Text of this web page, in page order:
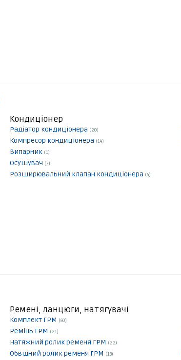
Кондиціонер
Радіатор кондиціонера (20)
Компресор кондиціонера (14)
Випарник (1)
Осушувач (7)
Розширювальний клапан кондиціонера (4)
Ремені, ланцюги, натягувачі
Комплект ГРМ (50)
Ремінь ГРМ (21)
Натяжний ролик ременя ГРМ (22)
Обвідний ролик ременя ГРМ (18)